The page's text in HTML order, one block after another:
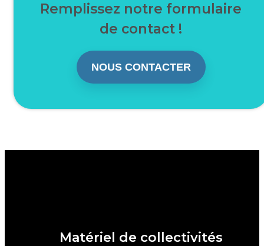
Remplissez notre formulaire
de contact !
NOUS CONTACTER
Matériel de collectivités